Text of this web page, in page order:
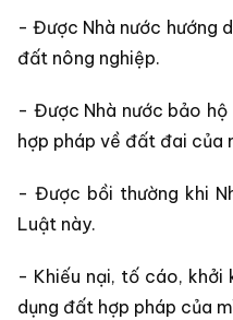
- Được Nhà nước hướng
đất nông nghiệp.
- Được Nhà nước bảo hộ
hợp pháp về đất đai của
- Được bồi thường khi
Luật này.
- Khiếu nại, tố cáo, khởi
dụng đất hợp pháp của